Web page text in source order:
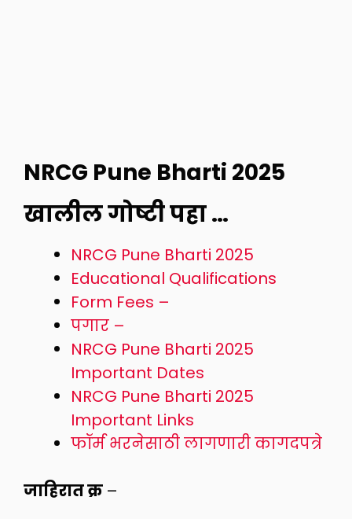
NRCG Pune Bharti 2025
खालील गोष्टी पहा …
NRCG Pune Bharti 2025
Educational Qualifications
Form Fees –
पगार –
NRCG Pune Bharti 2025
Important Dates
NRCG Pune Bharti 2025
Important Links
फॉर्म भरनेसाठी लागणारी कागदपत्रे
जाहिरात क्र –